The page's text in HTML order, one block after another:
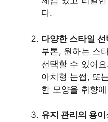
다.
다양한 스타일
부톤, 원하는 스
선택할 수 있어
아치형 눈썹, 또
한 모양을 취향
유지 관리의 용이